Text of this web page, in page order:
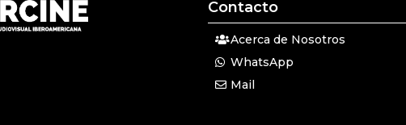
Contacto
Acerca de Nosotros
WhatsApp
Mail